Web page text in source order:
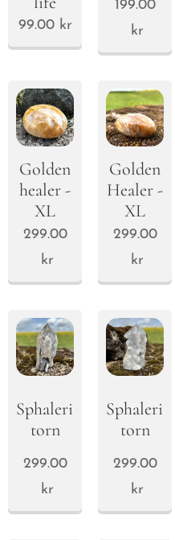
99.00kr
199.00
kr
Golden
healer -
XL
299.00
kr
Golden
Healer -
XL
299.00
kr
Sphalerite
torn
299.00
kr
Sphalerite
torn
299.00
kr